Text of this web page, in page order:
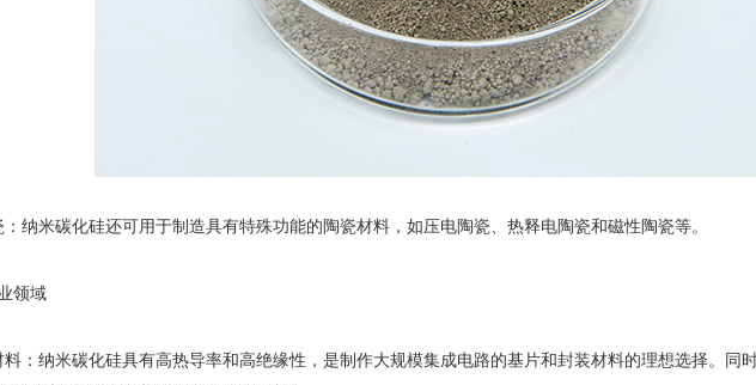
米碳化硅还可用于制造具有特殊功能的陶瓷材料，如压电陶瓷、热释电陶瓷和磁性陶瓷等。
领域
纳米碳化硅具有高热导率和高绝缘性，是制作大规模集成电路的基片和封装材料的理想选择。同